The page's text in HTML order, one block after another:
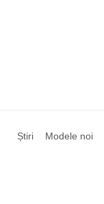
Știri Modele noi